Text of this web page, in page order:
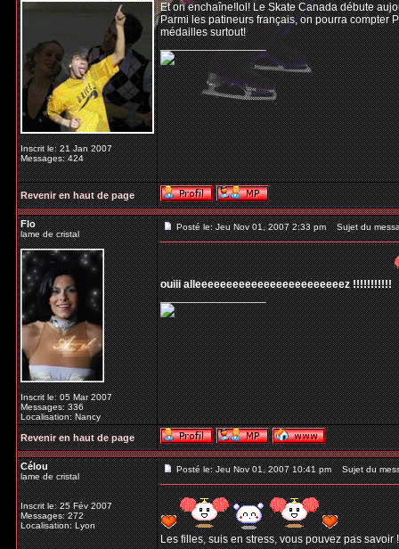
Inscrit le: 21 Jan 2007
Messages: 424
Et on enchaîne!lol! Le Skate Canada débute
Parmi les patineurs français, on pourra compter
médailles surtout!
_________________
Revenir en haut de page
Flo
lame de cristal
Inscrit le: 05 Mar 2007
Messages: 336
Localisation: Nancy
Posté le: Jeu Nov 01, 2007 2:33 pm Sujet du
ouiii alleeeeeeeeeeeeeeeeeeeeeeeez !!!!!!!!!!!
_________________
Revenir en haut de page
Célou
lame de cristal
Inscrit le: 25 Fév 2007
Messages: 272
Localisation: Lyon
Posté le: Jeu Nov 01, 2007 10:41 pm Sujet du
Les filles, suis en stress, vous pouvez pas savoir